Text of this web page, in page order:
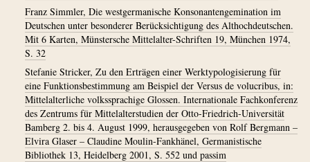
Franz Simmler, Die westgermanische Konsonantengemination im
Deutschen unter besonderer Berücksichtigung des Althochdeutschen.
Mit 6 Karten, Münstersche Mittelalter-Schriften 19, München 1974,
S. 32
Stefanie Stricker, Zu den Erträgen einer Werktypologisierung für
eine Funktionsbestimmung am Beispiel der Versus de volucribus, in:
Mittelalterliche volkssprachige Glossen. Internationale Fachkonferenz
des Zentrums für Mittelalterstudien der Otto-Friedrich-Universität
Bamberg 2. bis 4. August 1999, herausgegeben von Rolf Bergmann –
Elvira Glaser – Claudine Moulin-Fankhänel, Germanistische
Bibliothek 13, Heidelberg 2001, S. 552 und passim